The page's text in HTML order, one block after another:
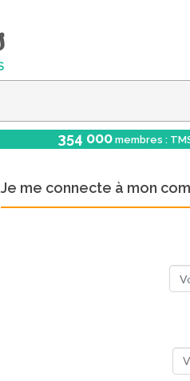
354 000 membres :
Je me connecte à mon